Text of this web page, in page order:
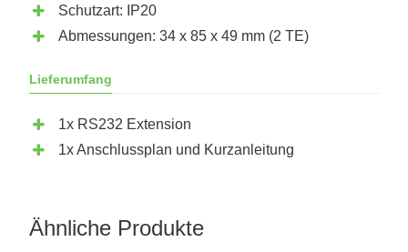
Schutzart: IP20
Abmessungen: 34 x 85 x 49 mm (2 TE)
Lieferumfang
1x RS232 Extension
1x Anschlussplan und Kurzanleitung
Ähnliche Produkte